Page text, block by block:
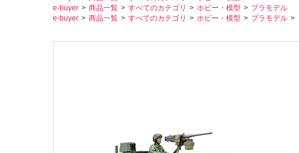
e-buyer
商品一覧 すべてのカテゴリ ホビー・模型
プラモデル
e-buyer
商品一覧 すべてのカテゴリ ホビー・模型 プラモデル